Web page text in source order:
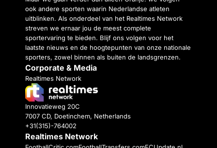
ook andere sporten waarin Nederlandse atleten
uitblinken. Als onderdeel van het Realtimes Network
streven we ernaar jou de meest complete
sportervaring te bieden. Blijf ons volgen voor het
laatste nieuws en de hoogtepunten van onze nationale
sporters, zowel binnen als buiten de landsgrenzen.
Corporate & Media
Realtimes Network
Innovatieweg 20C
7007 CD, Doetinchem, Netherlands
+31(315)-764002
Realtimes Network